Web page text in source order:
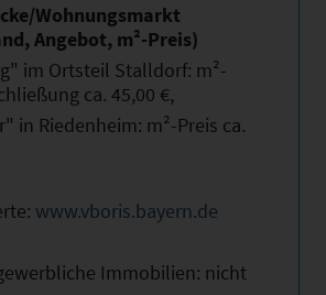
Wohnungsmarkt
Angebot, m²-Preis)
im Ortsteil Stalldorf: m²-
ca. 45,00 €,
in Riedenheim: m²-Preis ca.
www.vboris.bayern.de
Immobilien: nicht